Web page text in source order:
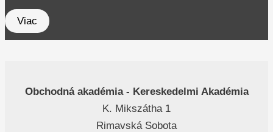
Viac
Obchodná akadémia - Kereskedelmi Akadémia
K. Mikszátha 1
Rimavská Sobota